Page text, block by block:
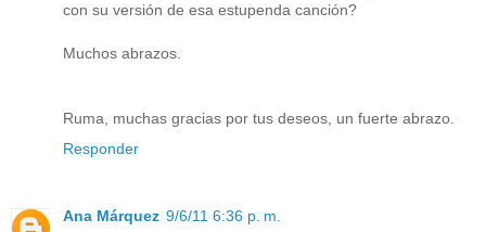
con su versión de esa estupenda canción?
Muchos abrazos.
Ruma, muchas gracias por tus deseos, un fuerte abrazo.
Responder
Ana Márquez 9/6/11 6:36 p. m.